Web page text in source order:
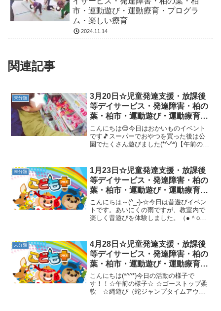
市・運動遊び・運動療育・プログラ
ム・楽しい療育
2024.11.14
関連記事
未分類
3月20日☆児童発達支援・放課後
等デイサービス・発達障害・柏の
葉・柏市・運動遊び・運動療育・
プログラム・楽しい療育
こんにちは😊今日はおかいものイベント
です🎵スーパーでおやつを買った後は公
園でたくさん遊びました(*^-^*)【午前の様
未分類
1月23日☆児童発達支援・放課後
等デイサービス・発達障害・柏の
葉・柏市・運動遊び・運動療育・
プログラム・楽しい療育
こんにちは～(^_-)-☆今日は昔遊びイベン
トです。あいにくの雨ですが、教室内で
楽しく昔遊びを体験しました。（●＾o＾
く体験できました～（●＾o＾●）月曜日
は、運動...
未分類
4月28日☆児童発達支援・放課後
等デイサービス・発達障害・柏の
葉・柏市・運動遊び・運動療育・
プログラム・楽しい療育
こんにちは(*^^*)今日の活動の様子で
す！！☆午前の様子☆ ☆ゴーストップ柔
軟 ☆縄遊び（蛇ジャンプタイムアウ